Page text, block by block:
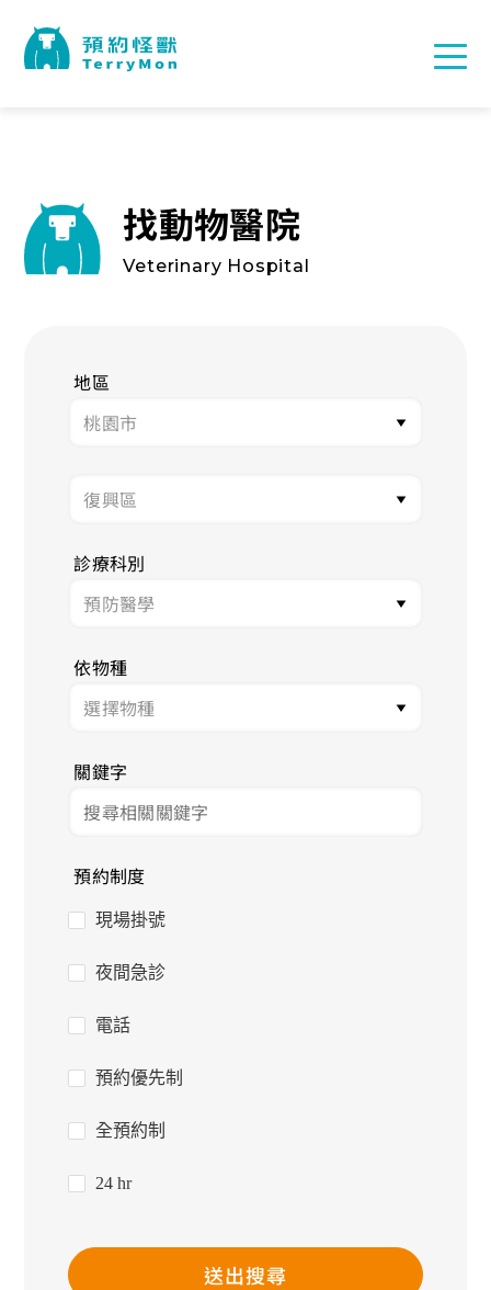
找動物醫院
Veterinary Hospital
地區
診療科別
依物種
關鍵字
預約制度
現場掛號
夜間急診
電話
預約優先制
全預約制
24 hr
送出搜尋